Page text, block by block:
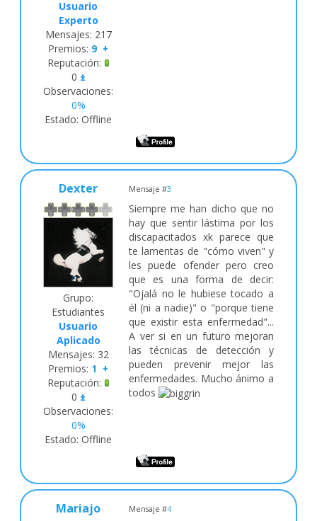
Usuario
Experto
Mensajes: 217
Premios: 9 +
Reputación:
0 ±
Observaciones:
0%
Estado: Offline
Dexter Mensaje #3
Grupo:
Estudiantes
Usuario
Aplicado
Mensajes: 32
Premios: 1 +
Reputación:
0 ±
Observaciones:
0%
Estado: Offline
Siempre me han dicho que no
hay que sentir lástima por los
discapacitados xk parece que
te lamentas de "cómo viven" y
les puede ofender pero creo
que es una forma de decir:
"Ojalá no le hubiese tocado a
él (ni a nadie)" o "porque tiene
que existir esta enfermedad"...
A ver si en un futuro mejoran
las técnicas de detección y
pueden prevenir mejor las
enfermedades. Mucho ánimo a
todos
Mariajo Mensaje #4